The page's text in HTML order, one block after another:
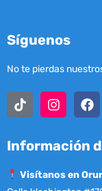
Síguenos
No te pierdas
Información
Visítanos en